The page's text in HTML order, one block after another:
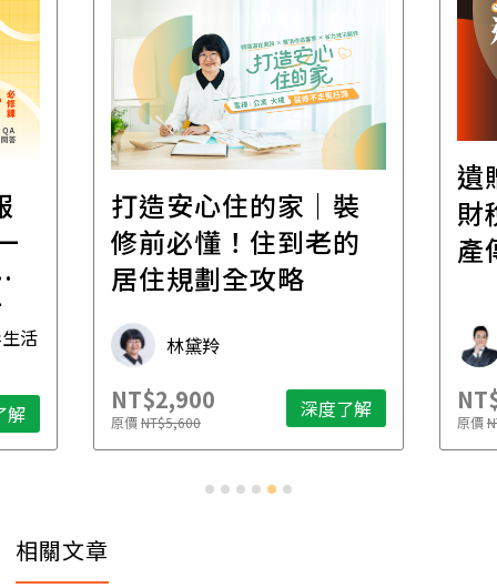
活
解
打造安心住的家｜裝
修前必懂！住到老的
居住規劃全攻略
林黛羚
NT$2,900
原價NT$5,600 深度了解
遺
財
產
原價
相關文章